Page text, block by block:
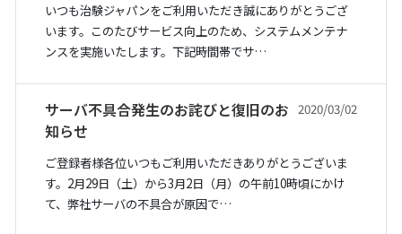
いつも治験ジャパンをご利用いただき誠にありがとうござ
います。このたびサービス向上のため、システムメンテナ
ンスを実施いたします。下記時間帯でサ…
サーバ不具合発生のお詫びと復旧のお
知らせ
2020/03/02
ご登録者様各位いつもご利用いただきありがとうございま
す。2月29日（土）から3月2日（月）の午前10時頃にかけ
て、弊社サーバの不具合が原因で…